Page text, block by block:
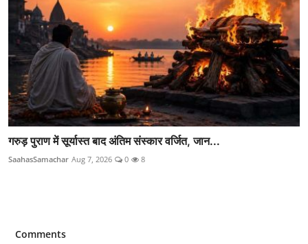
गरुड़ पुराण में सूर्यास्त बाद अंतिम संस्कार वर्जित, जान...
SaahasSamachar Aug 7, 2026 0 8
Comments